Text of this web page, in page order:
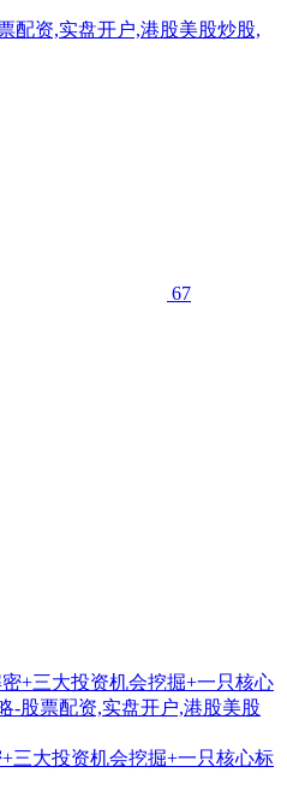
67
三大投资机会挖掘+一只核心标